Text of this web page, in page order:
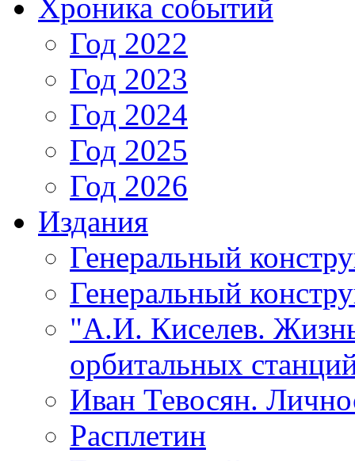
Хроника событий
Год 2022
Год 2023
Год 2024
Год 2025
Год 2026
Издания
Генеральный
Генеральный
"А.И. Киселев.
орбитальных
Иван Тевосян.
Расплетин